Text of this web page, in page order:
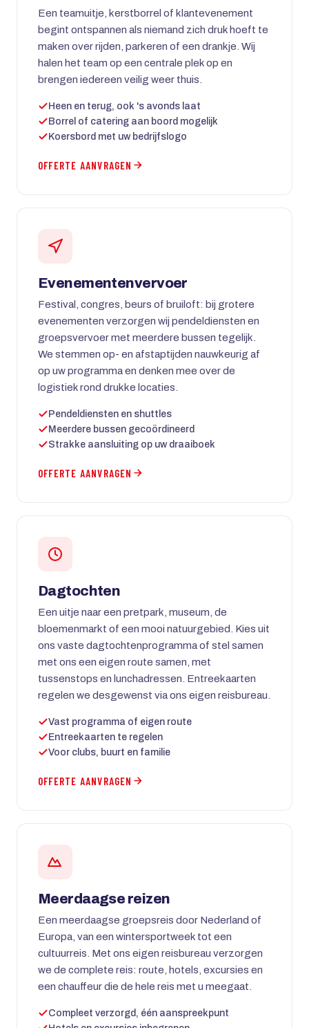
Een teamuitje, kerstborrel of klantevenement
begint ontspannen als niemand zich druk hoeft te
maken over rijden, parkeren of een drankje. Wij
halen het team op een centrale plek op en
brengen iedereen veilig weer thuis.
Heen en terug, ook 's avonds laat
Borrel of catering aan boord mogelijk
Koersbord met uw bedrijfslogo
OFFERTE AANVRAGEN
Evenementenvervoer
Festival, congres, beurs of bruiloft: bij grotere
evenementen verzorgen wij pendeldiensten en
groepsvervoer met meerdere bussen tegelijk.
We stemmen op- en afstaptijden nauwkeurig af
op uw programma en denken mee over de
logistiek rond drukke locaties.
Pendeldiensten en shuttles
Meerdere bussen gecoördineerd
Strakke aansluiting op uw draaiboek
OFFERTE AANVRAGEN
Dagtochten
Een uitje naar een pretpark, museum, de
bloemenmarkt of een mooi natuurgebied. Kies uit
ons vaste dagtochtenprogramma of stel samen
met ons een eigen route samen, met
tussenstops en lunchadressen. Entreekaarten
regelen we desgewenst via ons eigen reisbureau.
Vast programma of eigen route
Entreekaarten te regelen
Voor clubs, buurt en familie
OFFERTE AANVRAGEN
Meerdaagse reizen
Een meerdaagse groepsreis door Nederland of
Europa, van een wintersportweek tot een
cultuurreis. Met ons eigen reisbureau verzorgen
we de complete reis: route, hotels, excursies en
een chauffeur die de hele reis met u meegaat.
Compleet verzorgd, één aanspreekpunt